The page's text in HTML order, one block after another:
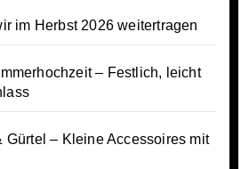
im Herbst 2026 weitertragen
– Festlich, leicht
Gürtel – Kleine Accessoires mit